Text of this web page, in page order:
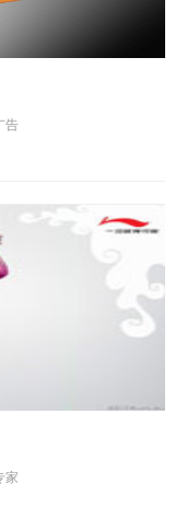
告
家